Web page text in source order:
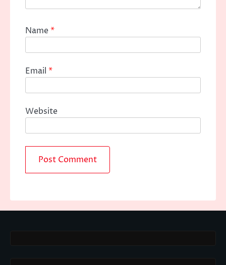
Name*
Email *
Website